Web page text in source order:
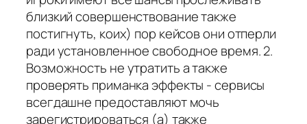
близкий совершенствование также
постигнуть, коих) пор кейсов они отперли
ради установленное свободное время. 2.
Возможность не утратить а также
проверять приманка эффекты - сервисы
всегдашне предоставляют мочь
зарегистрироваться (а) также